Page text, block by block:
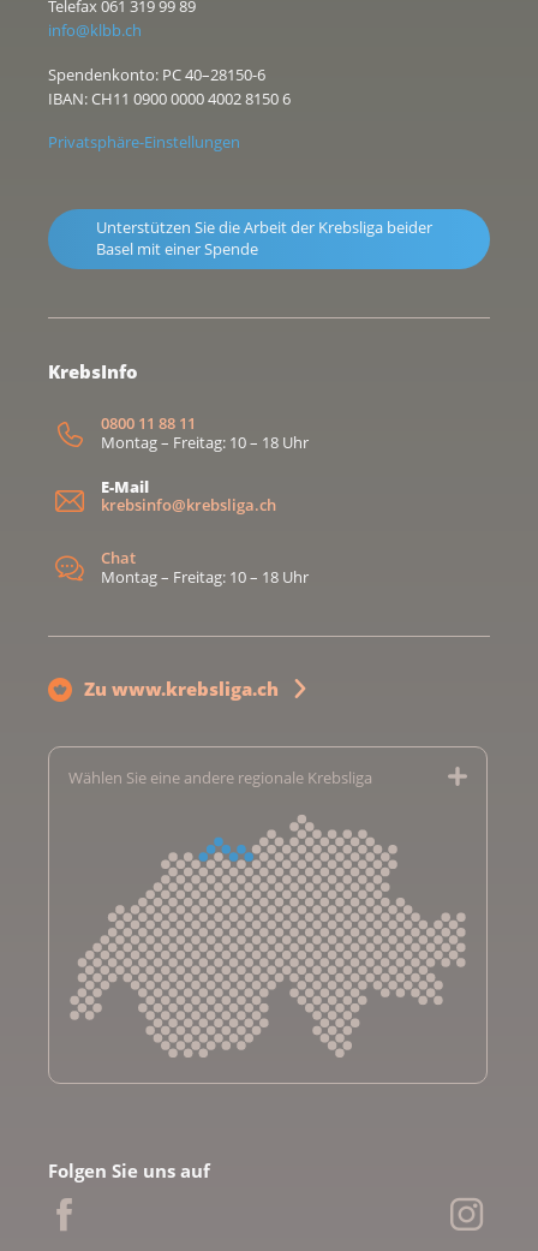
Telefax 061 319 99 89
info@klbb.ch
Spendenkonto: PC 40–28150-6
IBAN: CH11 0900 0000 4002 8150 6
Privatsphäre-Einstellungen
Unterstützen Sie die Arbeit der Krebsliga beider
Basel mit einer Spende
KrebsInfo
0800 11 88 11
Montag – Freitag: 10 – 18 Uhr
E-Mail
krebsinfo@krebsliga.ch
Chat
Montag – Freitag: 10 – 18 Uhr
Zu www.krebsliga.ch
Wählen Sie eine andere regionale Krebsliga
Krebsliga Bern
Krebsliga Freiburg
Folgen Sie uns auf